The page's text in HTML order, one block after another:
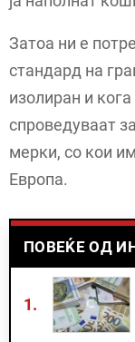
Затоа ни е
стандард на
изолиран и
спроведуваат
мерки, со кои
Европа.
ПОВЕЌЕ ОД
1.